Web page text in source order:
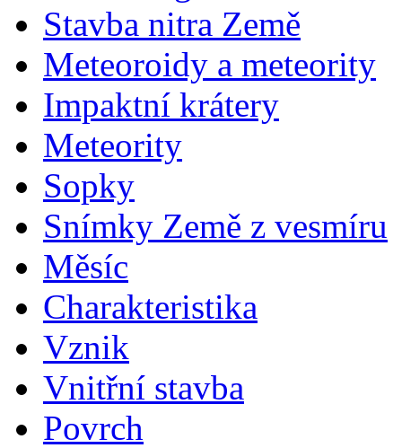
Stavba nitra Země
Meteoroidy a meteority
Impaktní krátery
Meteority
Sopky
Snímky Země z vesmíru
Měsíc
Charakteristika
Vznik
Vnitřní stavba
Povrch